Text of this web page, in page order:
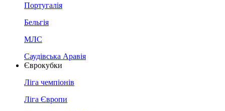
Португалія
Бельгія
МЛС
Саудівська Аравія
Єврокубки
Ліга чемпіонів
Ліга Європи